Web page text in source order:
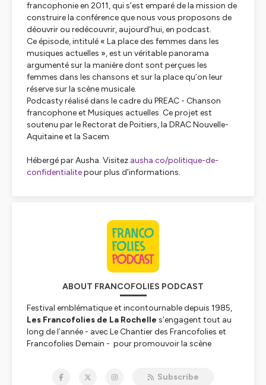
francophonie en 2011, qui s’est emparé de la mission de
construire la conférence que nous vous proposons de
déouvrir ou redécouvrir, aujourd’hui, en podcast.
Ce épisode, intitulé « La place des femmes dans les
musiques actuelles », est un véritable panorama
argumenté sur la manière dont sont perçues les
femmes dans les chansons et sur la place qu’on leur
réserve sur la scène musicale.
Podcasty réalisé dans le cadre du PREAC - Chanson
francophone et Musiques actuelles. Ce projet est
soutenu par leRectorat de Poitiers, la DRACNouvelle-
Aquitaineet la Sacem
Hébergé par Ausha. Visitez ausha.co/politique-de-
confidentialitepour plus d'informations.
ABOUT FRANCOFOLIES PODCAST
Festival emblématique et incontournable depuis 1985,
Les Francofolies de La Rochelle s’engagent tout au
long de l’année - avecLe Chantier des Francofolies et
Francofolies Demain - pour promouvoir la scène
rencontres et débats autour de divers thématiques et
Subscribe